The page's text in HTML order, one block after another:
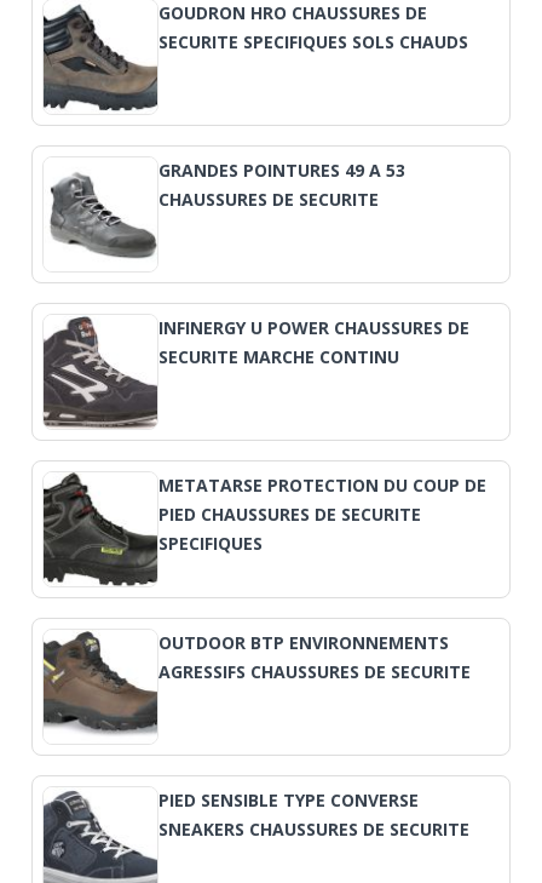
GOUDRON HRO CHAUSSURES DE
SECURITE SPECIFIQUES SOLS CHAUDS
GRANDES POINTURES 49 A 53
CHAUSSURES DE SECURITE
INFINERGY U POWER CHAUSSURES DE
SECURITE MARCHE CONTINU
METATARSE PROTECTION DU COUP DE
PIED CHAUSSURES DE SECURITE
SPECIFIQUES
OUTDOOR BTP ENVIRONNEMENTS
AGRESSIFS CHAUSSURES DE SECURITE
PIED SENSIBLE TYPE CONVERSE
SNEAKERS CHAUSSURES DE SECURITE